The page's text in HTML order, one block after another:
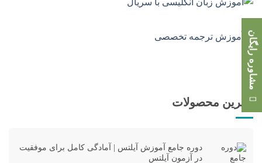
بهترین محصولات
دوره جامع آموزش آیلتس | آمادگی کامل برای موفقیت
در آزمون آیلتس
مشاوره رایگان